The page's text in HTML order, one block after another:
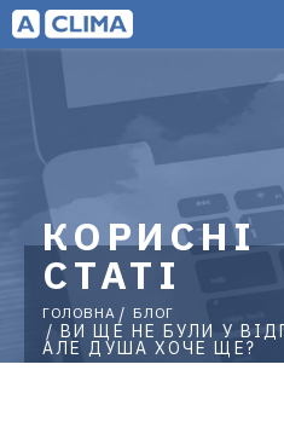
Aclima –
дистриб'ютор
кліматичного
КОРИСНІ
СТАТІ
ГОЛОВНА БЛОГ
ВИ ЩЕ НЕ БУЛИ У
АЛЕ ДУША ХОЧЕ ЩЕ?